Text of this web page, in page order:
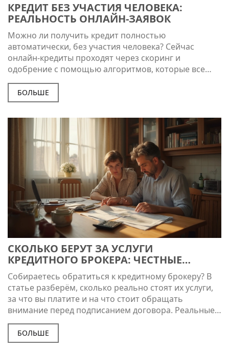
КРЕДИТ БЕЗ УЧАСТИЯ ЧЕЛОВЕКА:
РЕАЛЬНОСТЬ ОНЛАЙН-ЗАЯВОК
Можно ли получить кредит полностью
автоматически, без участия человека? Сейчас
онлайн-кредиты проходят через скоринг и
одобрение с помощью алгоритмов, которые все
больше вытесняют ручную работу сотрудников
банка. В статье рассказывается, как это работает,
что нужно для такого займа, где его можно
выборе. Читатель узнает, почему технологии уже
способны сами решать, дать деньги или нет, и какие
в этом есть плюсы и минусы.
БОЛЬШЕ
СКОЛЬКО БЕРУТ ЗА УСЛУГИ
КРЕДИТНОГО БРОКЕРА: ЧЕСТНЫЕ
ЦИФРЫ
Собираетесь обратиться к кредитному брокеру? В
статье разберём, сколько реально стоят их услуги,
за что вы платите и на что стоит обращать
внимание перед подписанием договора. Реальные
примеры и типовые схемы расчёта комиссий
помогут не переплатить и не нарваться на обман.
Узнаете всё про скрытые нюансы и получите
БОЛЬШЕ